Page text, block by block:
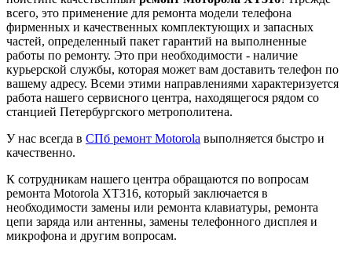
всего, это применение для ремонта модели телефона
фирменных и качественных комплектующих и запасных
частей, определенный пакет гарантий на выполненные
работы по ремонту. Это при необходимости - наличие
курьерской службы, которая может вам доставить телефон по
вашему адресу. Всеми этими направлениями характеризуется
работа нашего сервисного центра, находящегося рядом со
станцией Петербургского метрополитена.
У нас всегда в СПб ремонт Motorola выполняется быстро и
качественно.
К сотрудникам нашего центра обращаются по вопросам
ремонта Motorola XT316, который заключается в
необходимости замены или ремонта клавиатуры, ремонта
цепи заряда или антенны, замены телефонного дисплея и
микрофона и другим вопросам.